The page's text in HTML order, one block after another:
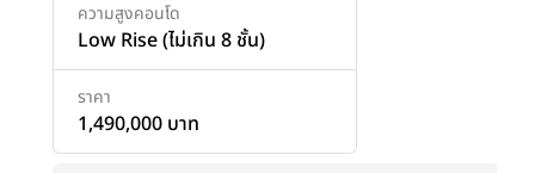
ความสูงคอนโด
Low Rise (ไม่เกิน 8 ชั้น)
ราคา
1,490,000 บาท